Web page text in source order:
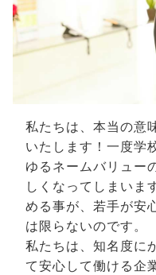
私たちは、本当の意
いたします！一度学
ゆるネームバリュー
しくなってしまいま
める事が、若手が安
は限らないのです。
私たちは、知名度に
て安心して働ける企